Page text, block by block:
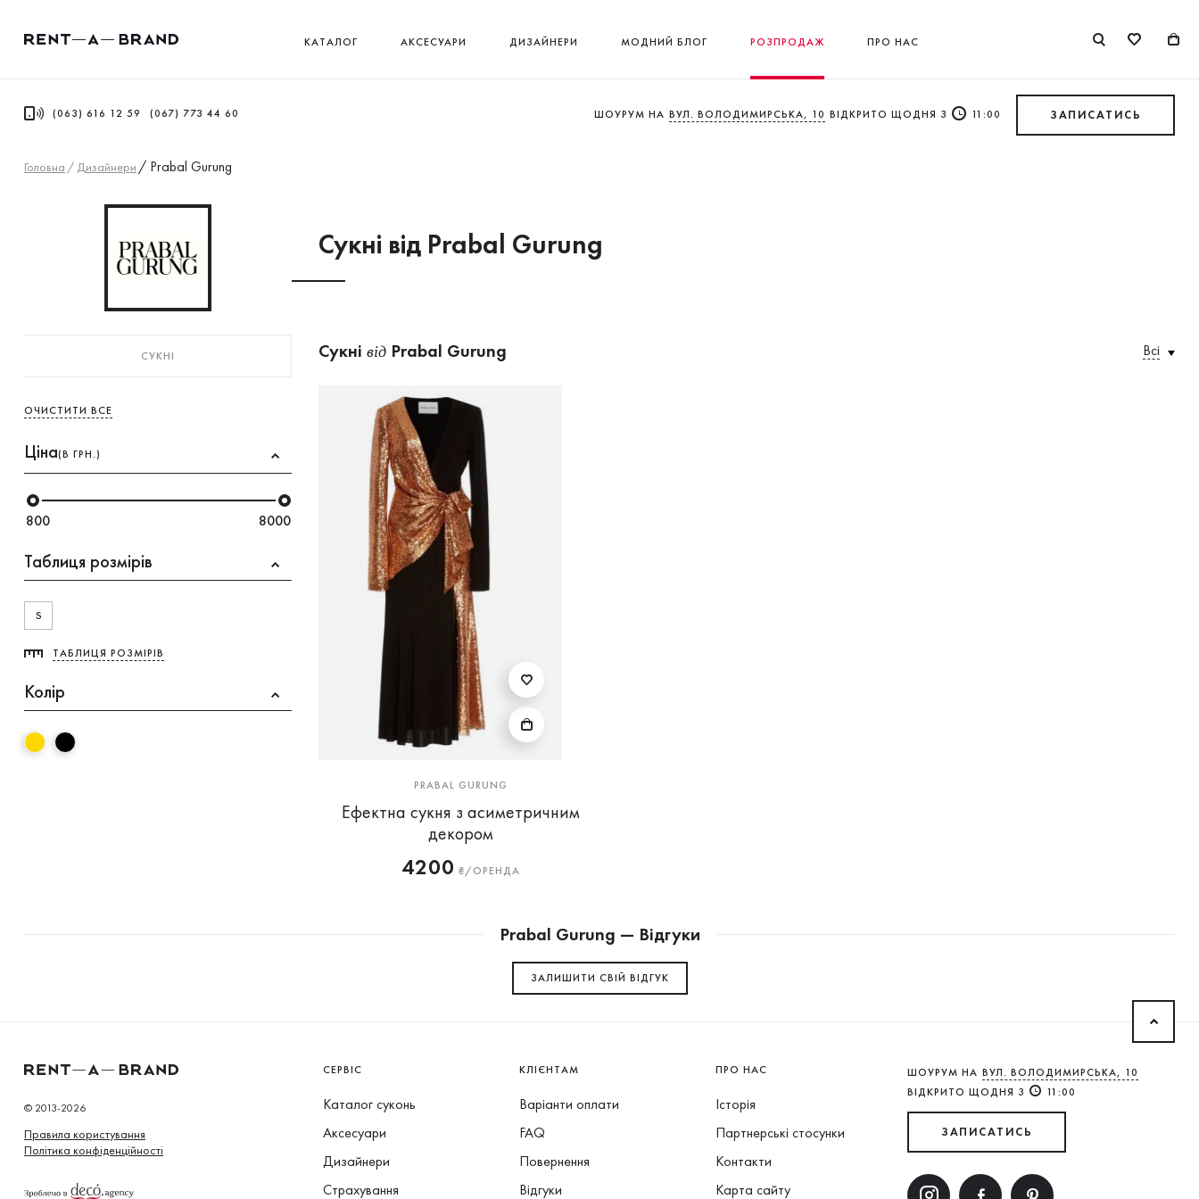
КАТАЛОГ АКСЕСУАРИ ДИЗАЙНЕРИ МОДНИЙ БЛОГ РОЗПРОДАЖ ПРО НАС
(063) 616 12 59 (067) 773 44 60 ШОУРУМ НА ВУЛ. ВОЛОДИМИРСЬКА, 10 ВІДКРИТО ЩОДНЯ З 11:00 ЗАПИСАТИСЬ
Головна / Дизайнери / Prabal Gurung
Сукнi від Prabal Gurung
СУКНI
ОЧИСТИТИ ВСЕ
Ціна(В ГРН.)
800 8000
Таблиця розмірів
S
ТАБЛИЦЯ РОЗМІРІВ
Колір
Сукнi від Prabal Gurung Всі
PRABAL GURUNG
Ефектна сукня з асиметричним
декором
4200 ₴/ОРЕНДА
Prabal Gurung — Відгуки
ЗАЛИШИТИ СВIЙ ВІДГУК
© 2013-2026
Правила користування
Політика конфіденційності
СЕРВІС
Каталог суконь
Аксесуари
Дизайнери
Страхування
КЛІЄНТАМ
Варіанти оплати
FAQ
Повернення
Відгуки
ПРО НАС
Історія
Партнерські стосунки
Контакти
Карта сайту
ШОУРУМ НА ВУЛ. ВОЛОДИМИРСЬКА, 10
ВІДКРИТО ЩОДНЯ З
11:00
ЗАПИСАТИСЬ